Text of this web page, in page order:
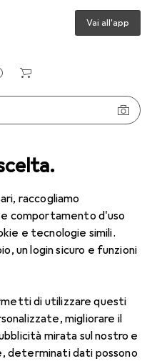
raccogliamo
comportamento d'uso
e tecnologie simili.
un login sicuro e funzioni
di utilizzare questi
migliorare il
mirata sul nostro e
determinati dati possono
Vai all'app
HydraGlyde per l'astigmatismo
per